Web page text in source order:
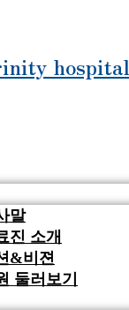
hospital
말
진 소개
&비젼
둘러보기